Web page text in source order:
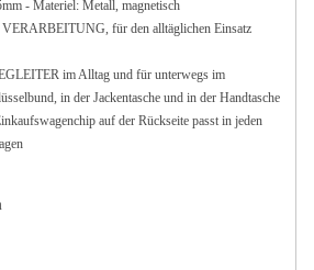
- Materiel: Metall, magnetisch
für den alltäglichen Einsatz
im Alltag und für unterwegs im
in der Jackentasche und in der Handtasche
auf der Rückseite passt in jeden